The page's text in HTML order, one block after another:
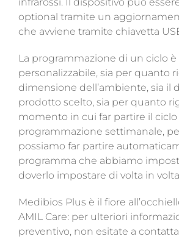
optional tramite un
che avviene tramite chiavetta
La programmazione di un ciclo
personalizzabile, sia per quanto
dimensione dell’ambiente, sia il
prodotto scelto, sia per quanto
momento in cui far partire il ciclo
programmazione settimanale,
possiamo far partire
programma che abbiamo
doverlo impostare di volta in
Medibios Plus è il fiore
AMIL Care: per ulteriori
preventivo, non esitate a